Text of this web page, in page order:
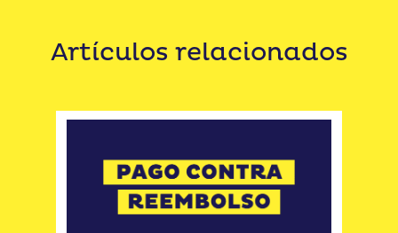
Artículos relacionados